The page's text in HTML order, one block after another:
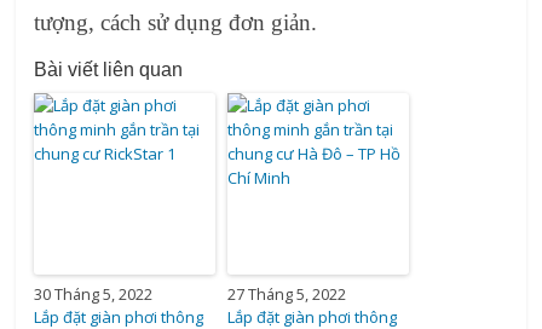
tượng, cách sử dụng đơn giản.
Bài viết liên quan
30 Tháng 5, 2022
Lắp đặt giàn phơi thông
27 Tháng 5, 2022
Lắp đặt giàn phơi thông